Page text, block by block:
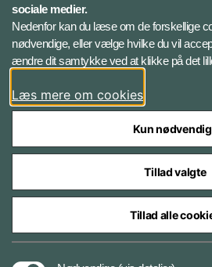
Ekstern whistleblowerordning
for FE
sociale medier.
Nedenfor kan du læse om de forskellige
nødvendige, eller vælge hvilke du vil
ændre dit samtykke ved at klikke på det
Læs mere om cookies
Kun
Tillad valgte
Tillad alle